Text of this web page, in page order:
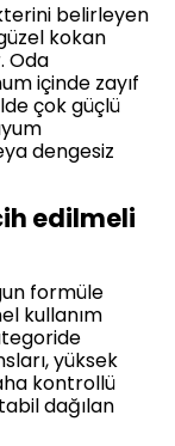
belirleyen
kokan
Oda
içinde zayıf
çok güçlü
dengesiz
edilmeli
formüle
kullanım
yüksek
kontrollü
dağılan